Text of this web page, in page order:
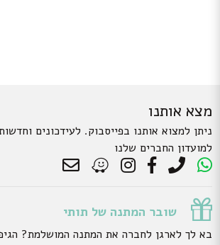
מצא אותנו
ניתן למצוא אותנו בפייסבוק. לעידכונים
למועדון החברים שלנו
שובר המתנה של תותי
בא לך לארגן לחברה את המתנה המושלמת?